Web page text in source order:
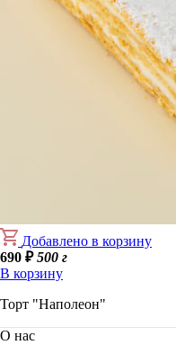
Добавлено в корзину
690 ₽ 500 г
В корзину
Торт "Наполеон"
О нас